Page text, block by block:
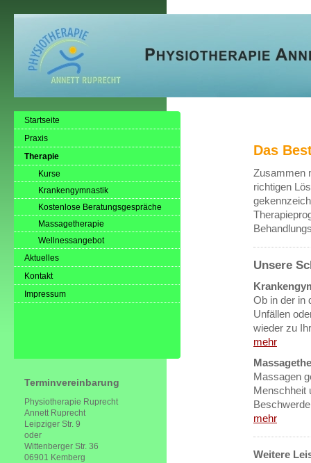
Das
Zusammen
richtigen
Unsere
Ob in der in
Unfällen
wieder zu
mehr
Massagen
Menschheit
mehr
Weitere
Startseite
Praxis
Therapie
Kurse
Krankengymnastik
Kostenlose Beratungsgespräche
Massagetherapie
Wellnessangebot
Aktuelles
Kontakt
Impressum
Terminvereinbarung
Physiotherapie Ruprecht
Annett Ruprecht
Leipziger Str. 9
oder
Wittenberger Str. 36
06901 Kemberg